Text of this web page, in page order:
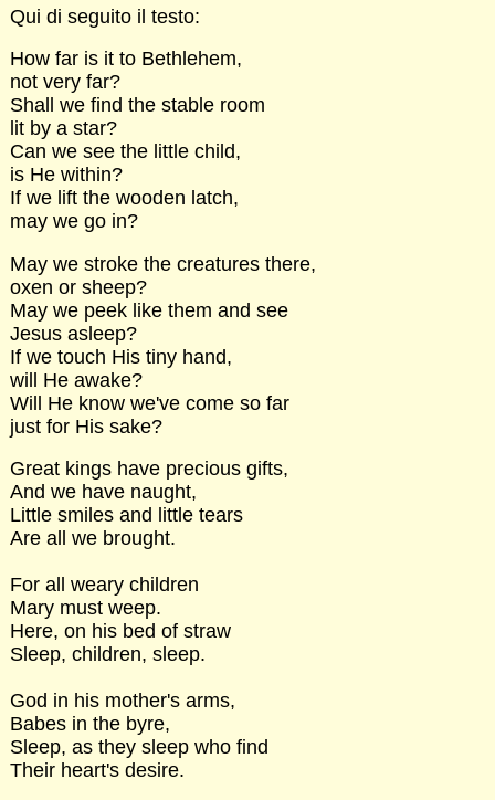
Qui di seguito il testo:
How far is it to Bethlehem,
not very far?
Shall we find the stable room
lit by a star?
Can we see the little child,
is He within?
If we lift the wooden latch,
may we go in?
May we stroke the creatures there,
oxen or sheep?
May we peek like them and see
Jesus asleep?
If we touch His tiny hand,
will He awake?
Will He know we've come so far
just for His sake?
Great kings have precious gifts,
And we have naught,
Little smiles and little tears
Are all we brought.
For all weary children
Mary must weep.
Here, on his bed of straw
Sleep, children, sleep.
God in his mother's arms,
Babes in the byre,
Sleep, as they sleep who find
Their heart's desire.